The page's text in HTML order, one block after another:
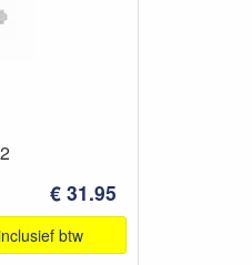
€ 31.95
btw